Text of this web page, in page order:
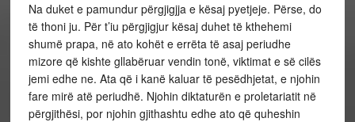
Na duket e pamundur përgjigjja e kësaj pyetjeje. Përse, do
të thoni ju. Për t’iu përgjigjur kësaj duhet të kthehemi
shumë prapa, në ato kohët e errëta të asaj periudhe
mizore që kishte gllabëruar vendin tonë, viktimat e së cilës
jemi edhe ne. Ata që i kanë kaluar të pesëdhjetat, e njohin
fare mirë atë periudhë. Njohin diktaturën e proletariatit në
përgjithësi, por njohin gjithashtu edhe ato që quheshin